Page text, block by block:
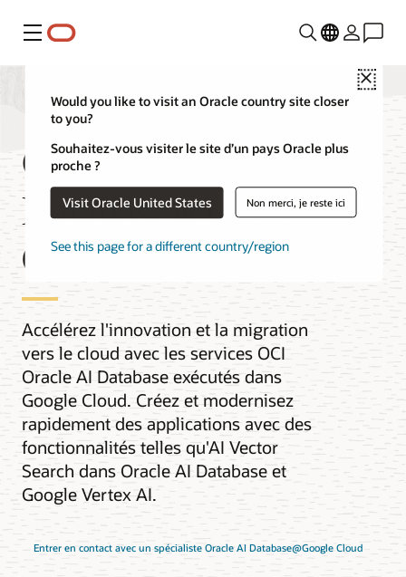
Menu
Close
Would you like to visit an Oracle country site closer
to you?
Souhaitez-vous visiter le site d’un pays Oracle plus
proche ?
Visit Oracle United States Non merci, je reste ici
See this page for a different country/region
Oracle AI
Database@Google
Cloud
Accélérez l'innovation et la migration
vers le cloud avec les services OCI
Oracle AI Database exécutés dans
Google Cloud. Créez et modernisez
rapidement des applications avec des
fonctionnalités telles qu'AI Vector
Search dans Oracle AI Database et
Google Vertex AI.
Entrer en contact avec un spécialiste Oracle AI Database@Google Cloud